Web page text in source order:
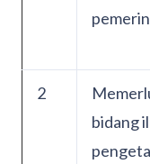
2
bidang